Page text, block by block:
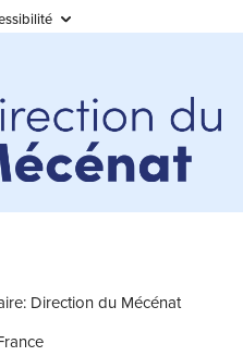
Direction du Mécénat